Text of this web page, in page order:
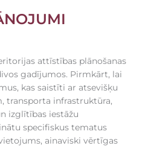
attīstības plānošanas
gadījumos. Pirmkārt, lai
kas saistīti ar atsevišķu
transporta infrastruktūra,
izglītības iestāžu
specifiskus tematus
ainaviski vērtīgas